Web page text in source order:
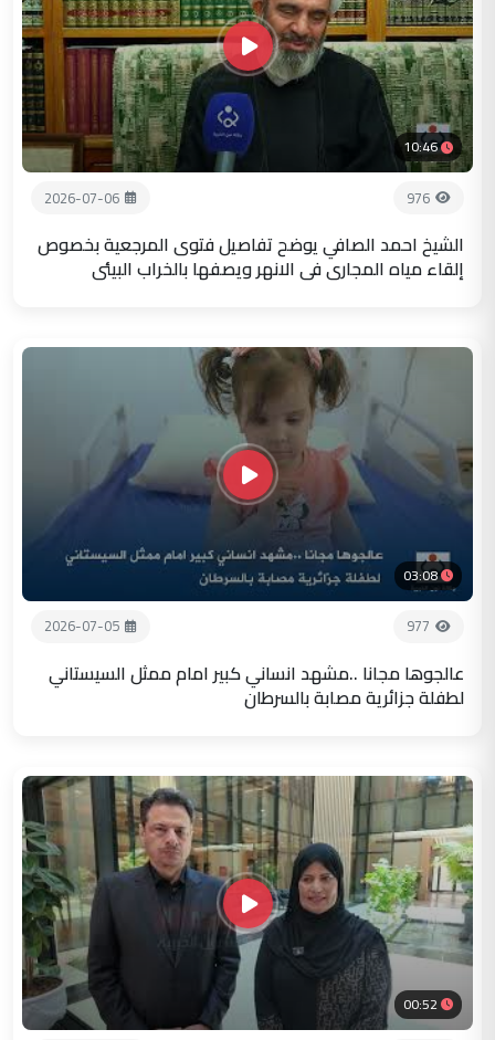
10:46
976
2026-07-06
الشيخ احمد الصافي يوضح تفاصيل فتوى المرجعية بخصوص
إلقاء مياه المجاري في الانهر ويصفها بالخراب البيئي
03:08
977
2026-07-05
عالجوها مجانا ..مشهد انساني كبير امام ممثل السيستاني
لطفلة جزائرية مصابة بالسرطان
00:52